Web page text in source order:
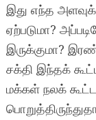
இது எந்த
ஏற்படுமா?
இருக்குமா?
சக்தி இந்தக்
மக்கள் நலக்